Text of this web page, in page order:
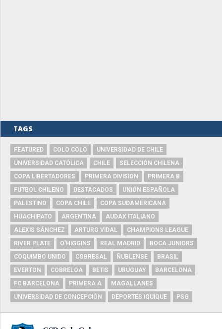
TAGS
FEATURED COLO COLO
UNIVERSIDAD DE CHILE
UNIVERSIDAD CATÓLICA
CHILE
SELECCIÓN CHILENA
COPA LIBERTADORES
PRIMERA DIVISIÓN
PRIMERA B
FUTBOL CHILENO
DESTACADOS
UNIÓN ESPAÑOLA
PALESTINO
COPA CHILE
COPA SUDAMERICANA
HUACHIPATO
ARGENTINA
AUDAX ITALIANO
ALEXIS SÁNCHEZ
ARTURO VIDAL
CHAMPIONS LEAGUE
RIVER PLATE
O'HIGGINS REAL MADRID
BOCA JUNIORS
COQUIMBO UNIDO
COBRESAL ÑUBLENSE
BRASIL
EVERTON
COBRELOA BETIS URUGUAY
BARCELONA
FC BARCELONA
PRIMERA A
MAGALLANES
UNIVERSIDAD DE CONCEPCIÓN
DEPORTES IQUIQUE PSG